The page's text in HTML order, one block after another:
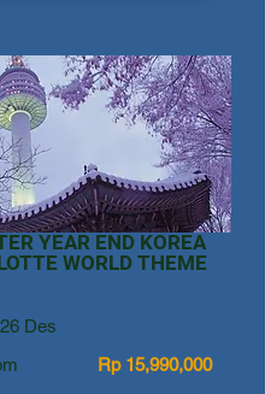
Rp 15,990,000
YEAR END KOREA
WORLD THEME
Des